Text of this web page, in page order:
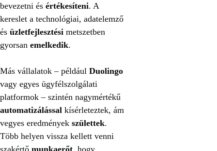
bevezetni és értékesíteni. A
kereslet a technológiai, adatelemző
és üzletfejlesztési metszetben
gyorsan emelkedik.
Más vállalatok – például Duolingo
vagy egyes ügyfélszolgálati
platformok – szintén nagymértékű
automatizálással kísérleteztek, ám
vegyes eredmények születtek.
Több helyen vissza kellett venni
szakértő munkaerőt, hogy